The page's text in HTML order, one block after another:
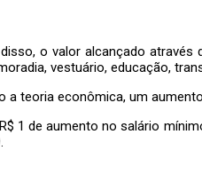
o valor alcançado
vestuário, educação,
a teoria econômica, um
1 de aumento no salário